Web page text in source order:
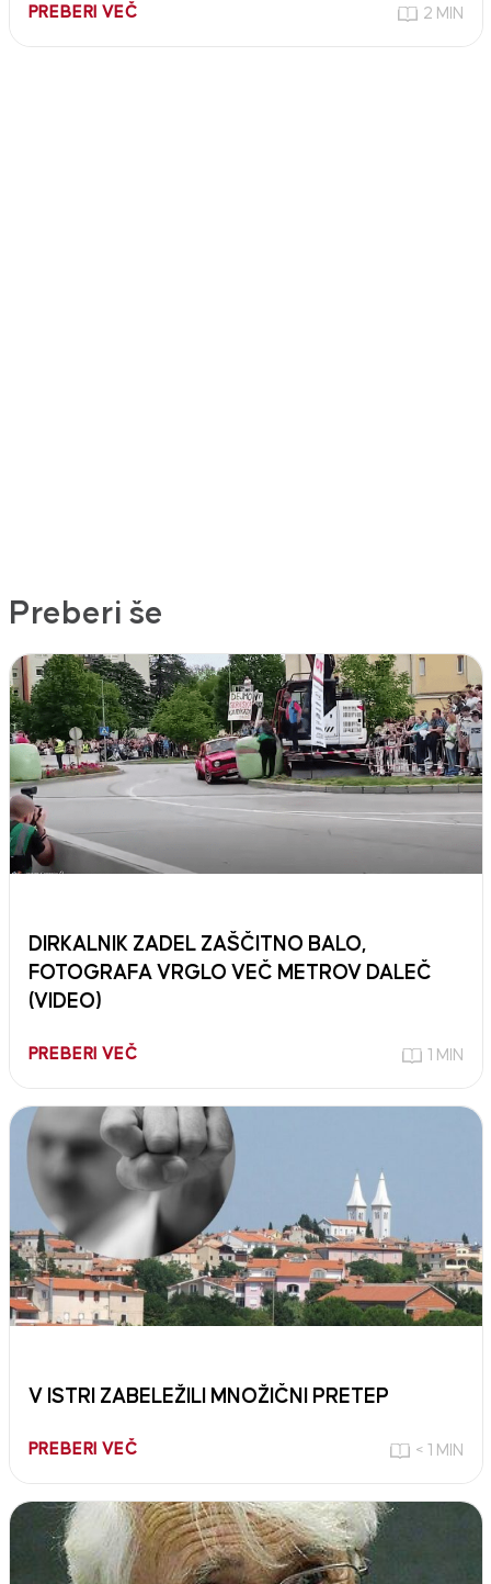
PREBERI VEČ 2 MIN
Preberi še
DIRKALNIK ZADEL ZAŠČITNO BALO,
FOTOGRAFA VRGLO VEČ METROV DALEČ
(VIDEO)
PREBERI VEČ 1 MIN
V ISTRI ZABELEŽILI MNOŽIČNI PRETEP
PREBERI VEČ < 1 MIN